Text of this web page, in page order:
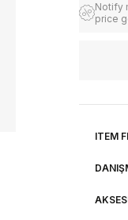
Notify
price
ITEM